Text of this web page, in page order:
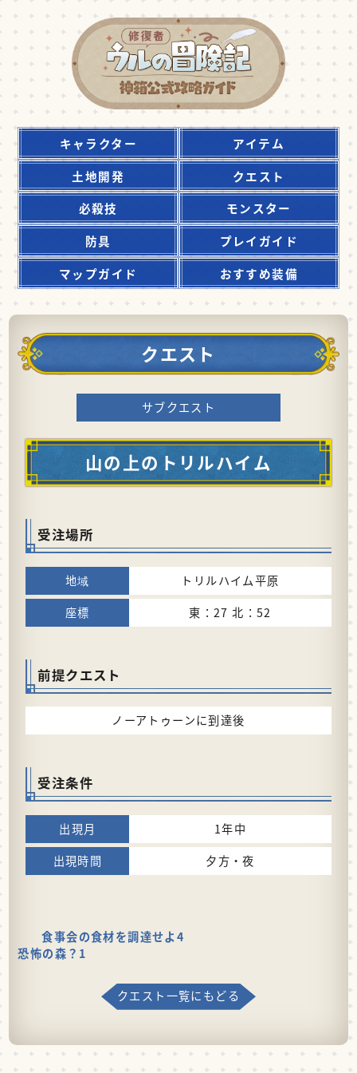
キャラクター
アイテム
土地開発
クエスト
必殺技
モンスター
防具
プレイガイド
マップガイド
おすすめ装備
クエスト
サブクエスト
山の上のトリルハイム
受注場所
トリルハイム平原
東：27 北：52
前提クエスト
ノーアトゥーンに到達後
受注条件
1年中
夕方・夜
食事会の食材を調達せよ4
恐怖の森？1
クエスト一覧にもどる